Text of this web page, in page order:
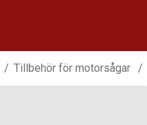
Tillbehör för motorsågar